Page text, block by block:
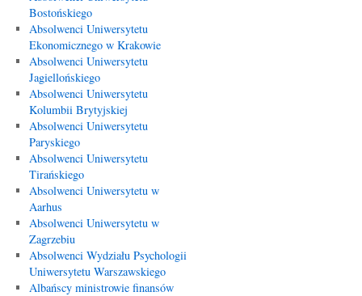
Bostońskiego
Absolwenci Uniwersytetu
Ekonomicznego w Krakowie
Absolwenci Uniwersytetu
Jagiellońskiego
Absolwenci Uniwersytetu
Kolumbii Brytyjskiej
Absolwenci Uniwersytetu
Paryskiego
Absolwenci Uniwersytetu
Tirańskiego
Absolwenci Uniwersytetu w
Aarhus
Absolwenci Uniwersytetu w
Zagrzebiu
Absolwenci Wydziału Psychologii
Uniwersytetu Warszawskiego
Albańscy ministrowie finansów